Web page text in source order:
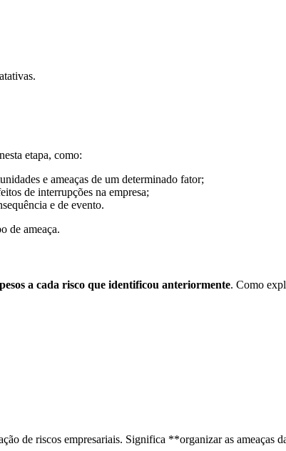
etapa, como:
e ameaças de um determinado fator;
de interrupções na empresa;
e de evento.
de ameaça.
a cada risco que identificou anteriormente. Como
de riscos empresariais. Significa **organizar as ameaças